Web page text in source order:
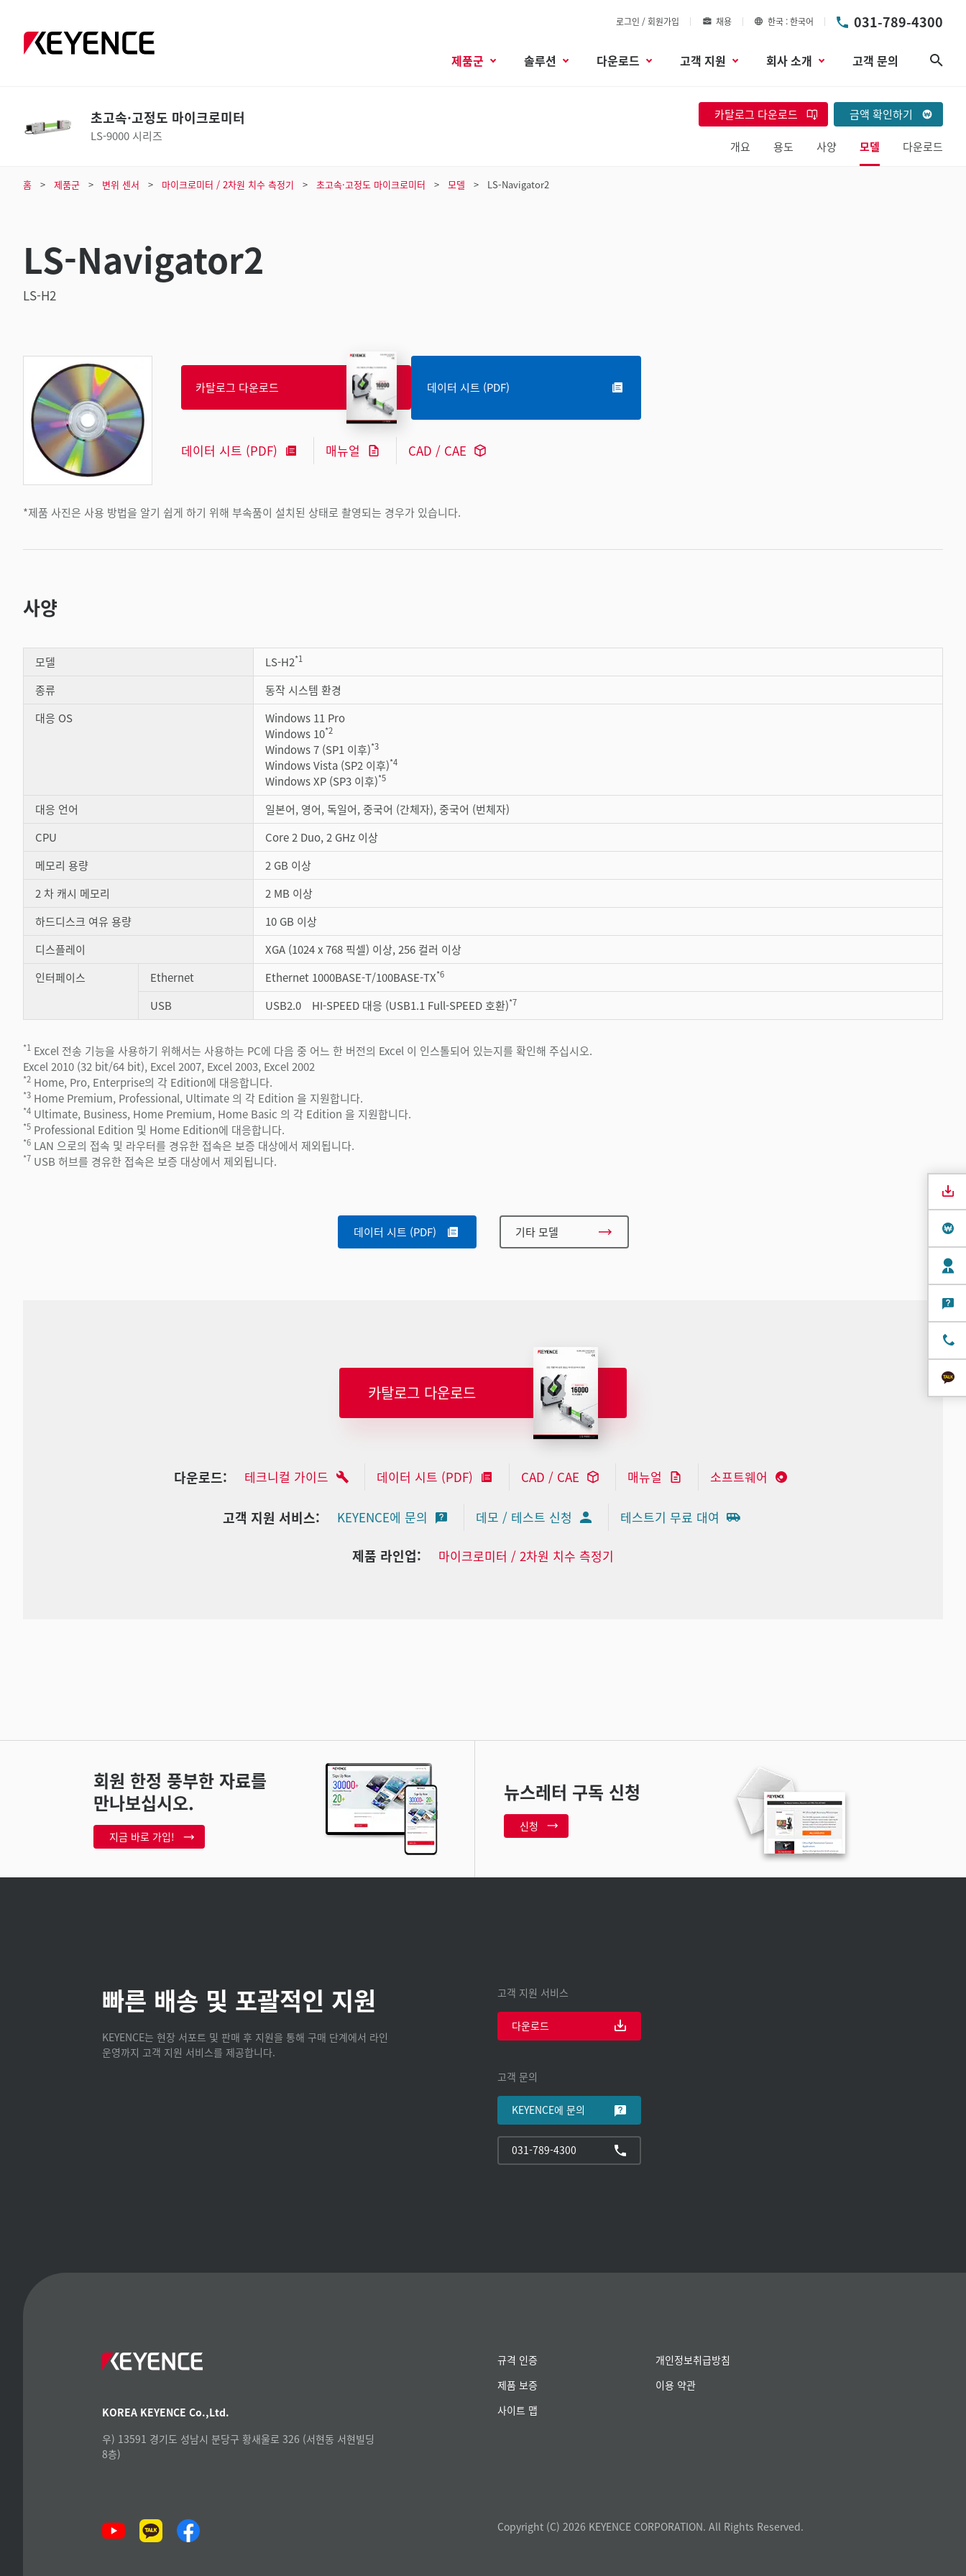
로그인 / 회원가입 채용 한국 한국어 031-789-4300
제품군 솔루션 다운로드 고객 지원 회사 소개 고객 문의
초고속·고정도 마이크로미터
LS-9000 시리즈
카탈로그 다운로드 금액 확인하기
개요 용도 사양 모델 다운로드
홈 제품군 변위 센서 마이크로미터 / 2차원 치수 측정기 초고속·고정도 마이크로미터 모델 LS-Navigator2
LS-Navigator2
LS-H2
*제품 사진은 사용 방법을 알기 쉽게 하기 위해 부속품이 설치된 상태로 촬영되는 경우가 있습니다.
카탈로그 다운로드 데이터 시트 (PDF)
데이터 시트 (PDF) 매뉴얼 CAD / CAE
사양
모델 LS-H2*1
종류
동작 시스템 환경
대응 OS
Windows 11 Pro
Windows 10*2
Windows 7 (SP1 이후)*3
Windows Vista (SP2 이후)*4
Windows XP (SP3 이후)*5
대응 언어
일본어, 영어, 독일어, 중국어 (간체자), 중국어 (번체자)
CPU
Core 2 Duo, 2 GHz 이상
메모리 용량
2 GB 이상
2 차 캐시 메모리
2 MB 이상
하드디스크 여유 용량
10 GB 이상
디스플레이
XGA (1024 x 768 픽셀) 이상, 256 컬러 이상
인터페이스
Ethernet Ethernet 1000BASE-T/100BASE-TX*6
USB USB2.0 HI-SPEED 대응 (USB1.1 Full-SPEED 호환)*7
*1 Excel 전송 기능을 사용하기 위해서는 사용하는 PC에 다음 중 어느 한 버전의 Excel 이 인스톨되어 있는지를 확인해 주십시오.
Excel 2010 (32 bit/64 bit), Excel 2007, Excel 2003, Excel 2002
*2 Home, Pro, Enterprise의 각 Edition에 대응합니다.
*3 Home Premium, Professional, Ultimate 의 각 Edition 을 지원합니다.
*4 Ultimate, Business, Home Premium, Home Basic 의 각 Edition 을 지원합니다.
*5 Professional Edition 및 Home Edition에 대응합니다.
*6 LAN 으로의 접속 및 라우터를 경유한 접속은 보증 대상에서 제외됩니다.
*7 USB 허브를 경유한 접속은 보증 대상에서 제외됩니다.
데이터 시트 (PDF) 기타 모델
카탈로그 다운로드
다운로드: 테크니컬 가이드 데이터 시트 (PDF) CAD / CAE 매뉴얼 소프트웨어
고객 지원 서비스: KEYENCE에 문의 데모 / 테스트 신청 테스트기 무료 대여
제품 라인업: 마이크로미터 / 2차원 치수 측정기
회원 한정 풍부한 자료를
만나보십시오.
지금 바로 가입!
뉴스레터 구독 신청
신청
빠른 배송 및 포괄적인 지원
KEYENCE는 현장 서포트 및 판매 후 지원을 통해 구매 단계에서 라인
운영까지 고객 지원 서비스를 제공합니다.
고객 지원 서비스
다운로드
고객 문의
KEYENCE에 문의
031-789-4300
KOREA KEYENCE Co.,Ltd.
우) 13591 경기도 성남시 분당구 황새울로 326 (서현동 서현빌딩
8층)
규격 인증
개인정보취급방침
제품 보증
이용 약관
사이트 맵
Copyright (C) 2026 KEYENCE CORPORATION. All Rights Reserved.